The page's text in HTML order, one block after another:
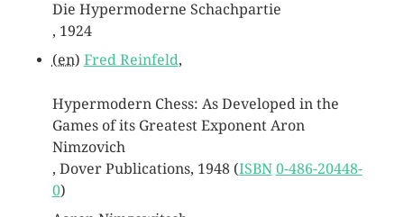
Die Hypermoderne Schachpartie
, 1924
(en) Fred Reinfeld,
Hypermodern Chess: As Developed in the
Games of its Greatest Exponent Aron
Nimzovich
, Dover Publications, 1948 (ISBN 0-486-20448-
0)